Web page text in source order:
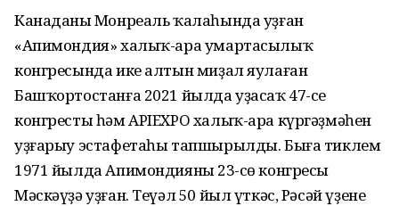
Канаданың Монреаль ҡалаһында уҙған
«Апимондия» халыҡ-ара умартасылыҡ
конгресында ике алтын миҙал яулаған
Башҡортостанға 2021 йылда уҙасаҡ 47-се
конгресты һәм APIEXPO халыҡ-ара күргәҙмәһен
уҙғарыу эстафетаһы тапшырылды. Быға тиклем
1971 йылда Апимондияның 23-сө конгресы
Мәскәүҙә уҙған. Теүәл 50 йыл үткәс, Рәсәй үҙенең